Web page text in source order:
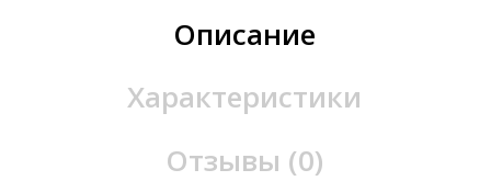
Описание
Характеристики
Отзывы (0)